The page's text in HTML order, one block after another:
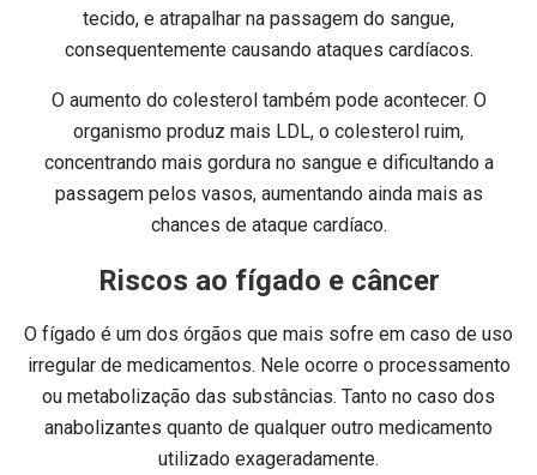
tecido, e atrapalhar na passagem do sangue,
consequentemente causando ataques cardíacos.
O aumento do colesterol também pode acontecer. O
organismo produz mais LDL, o colesterol ruim,
concentrando mais gordura no sangue e dificultando a
passagem pelos vasos, aumentando ainda mais as
chances de ataque cardíaco.
Riscos ao fígado e câncer
O fígado é um dos órgãos que mais sofre em caso de uso
irregular de medicamentos. Nele ocorre o processamento
ou metabolização das substâncias. Tanto no caso dos
anabolizantes quanto de qualquer outro medicamento
utilizado exageradamente.